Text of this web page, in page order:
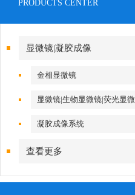
PRODUCTS CENTER
显微镜|凝胶成像
金相显微镜
显微镜|生物显微镜|荧光显微
镜|倒置显微镜
凝胶成像系统
查看更多